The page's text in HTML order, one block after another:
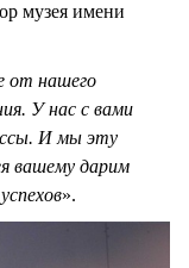
музея имени
от нашего
У нас с вами
И мы эту
вашему дарим
».